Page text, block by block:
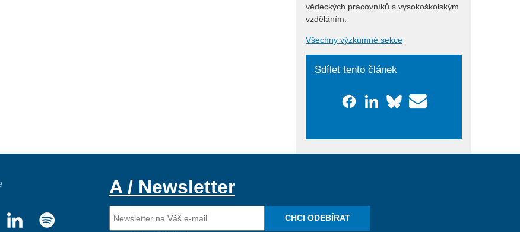
vědeckých pracovníků s vysokoškolským
vzděláním.
Všechny výzkumné sekce
Sdílet tento článek
A / Newsletter
CHCI ODEBÍRAT